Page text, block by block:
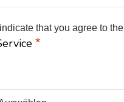
that you agree to the
*